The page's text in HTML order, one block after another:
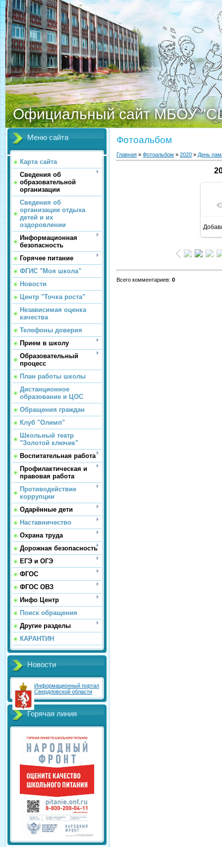
Официальный сайт МБОУ
Меню сайта
Карта сайта
Сведения об
образовательной
организации
Сведения об
организации отдыха
детей и их
оздоровлении
Информационная
безопасность
Горячее питание
ФГИС "Моя школа"
Новости
Центр "Точка роста"
Независимая оценка
качества
Телефоны доверия
Прием в школу
Образовательный
процесс
План работы школы
Дистанционное
образование и ЦОС
Обращения граждан
Клуб "Олимп"
Школьный театр
"Золотой ключик"
Воспитательная работа
Профилактическая и
правовая работа
Противодействие
коррупции
Одарённые дети
Наставничество
Охрана труда
Дорожная безопасность
ЕГЭ и ОГЭ
ФГОС
ФГОС ОВЗ
Инфо Центр
Поиск обращения
Другие разделы
КАРАНТИН
Новости
Информационный портал
Свердловской области
Горячая линия
Фотоальбом
Главная » Фотоальбом » 2020 » День
Всего комментариев: 0